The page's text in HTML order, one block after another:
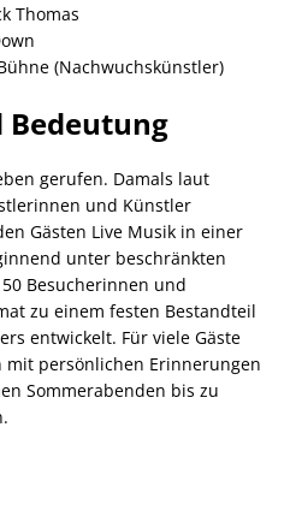
Thomas
(Nachwuchskünstler)
Bedeutung
gerufen. Damals laut
und Künstler
Gästen Live Musik in einer
unter beschränkten
Besucherinnen und
zu einem festen Bestandteil
entwickelt. Für viele Gäste
persönlichen Erinnerungen
Sommerabenden bis zu